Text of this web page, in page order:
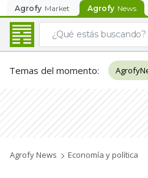
Agrofy Market Agrofy News
Temas del momento:
Agrofy News Economía y política